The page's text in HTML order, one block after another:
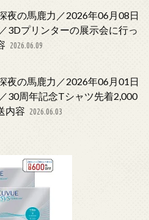
夜の馬鹿力／2026年06月08日
3Dプリンターの展示会に行っ
2026.06.09
夜の馬鹿力／2026年06月01日
30周年記念Tシャツ先着2,000
内容 2026.06.03